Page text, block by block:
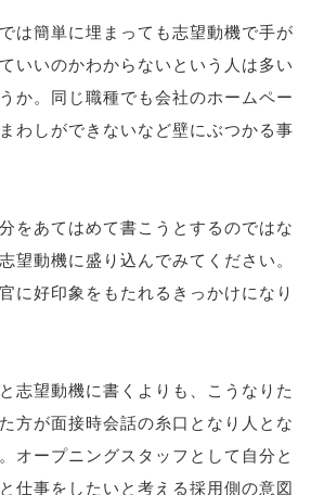
は簡単に埋まっても志望動機で手が
いいのかわからないという人は多い
か。同じ職種でも会社のホームペー
わしができないなど壁にぶつかる事
をあてはめて書こうとするのではな
望動機に盛り込んでみてください。
に好印象をもたれるきっかけになり
志望動機に書くよりも、こうなりた
方が面接時会話の糸口となり人とな
オープニングスタッフとして自分と
仕事をしたいと考える採用側の意図